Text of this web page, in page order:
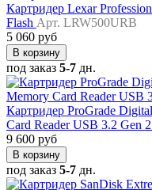
Картридер Lexar
Flash Арт. LRW500URB
5 060 руб
В корзину
под заказ 5-7 дн.
Картридер ProGrade
Card Reader USB 3.2 Gen 2
9 600 руб
В корзину
под заказ 5-7 дн.